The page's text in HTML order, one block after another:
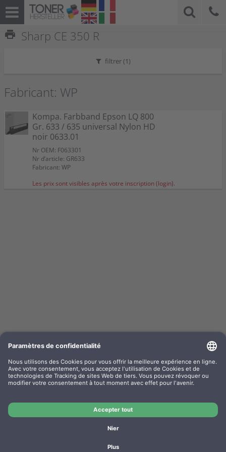
print Sharp CE 350 R
filtrer (1)
Fabricant: WP
Kompa. Farbband Epson LQ 800
Gr. 633 / 635 universal Nylon HD
noir 0633.01
Nr OEM: F063301
Nr d’article: GR633
Fabricant: WP
Les prix sont visibles après votre inscription (login).
Kompa. Farbband Epson LQ 800 Gr. 633 / 635
universal Nylon HD noir 0633.01
Fabricant: WP